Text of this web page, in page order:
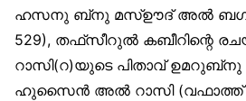
ഹസനു ബ്‌നു മസ്ഊദ് അല്‍
529), തഫ്‌സീറുല്‍ കബീറിന്റെ
റാസി(റ)യുടെ പിതാവ്
ഹുസൈന്‍ അല്‍ റാസി (വഫാത്ത്